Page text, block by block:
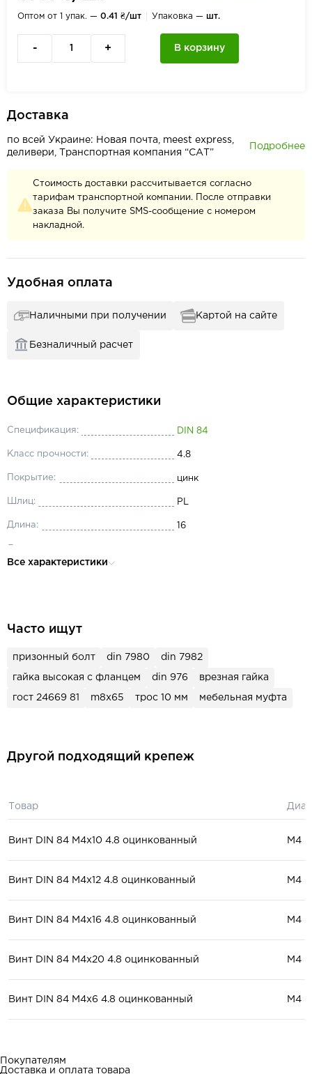
Оптом от 1 упак. — 0.41 ₴/шт Упаковка — шт.
- + В корзину
Доставка
по всей Украине: Новая почта, meest express,
деливери, Транспортная компания “САТ”
Подробнее
Стоимость доставки рассчитывается согласно
тарифам транспортной компании. После отправки
заказа Вы получите SMS-сообщение с номером
накладной.
Удобная оплата
Наличными при получении Картой на сайте
Безналичный расчет
Общие характеристики
Спецификация: DIN 84
Класс прочности: 4.8
Покрытие: цинк
Шлиц: PL
Длина: 16
Все характеристики
Часто ищут
призонный болт din 7980 din 7982
гайка высокая с фланцем din 976 врезная гайка
гост 24669 81 m8x65 трос 10 мм мебельная муфта
Другой подходящий крепеж
Товар
Винт DIN 84 М4x10 4.8 оцинкованный М4
Винт DIN 84 М4x12 4.8 оцинкованный М4
Винт DIN 84 М4x16 4.8 оцинкованный М4
Винт DIN 84 М4x20 4.8 оцинкованный М4
Винт DIN 84 М4x6 4.8 оцинкованный М4
Покупателям
Доставка и оплата товара